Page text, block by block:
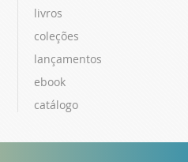
livros
coleções
lançamentos
ebook
catálogo